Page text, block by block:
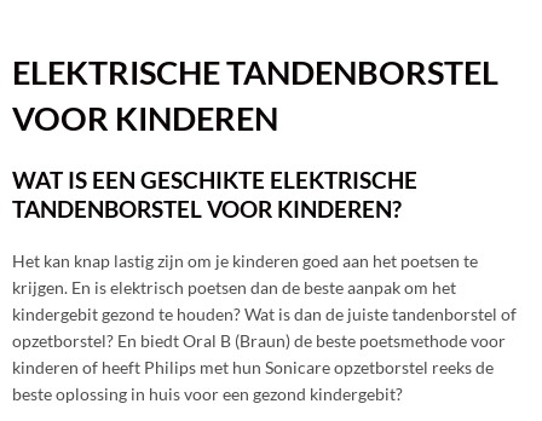
ELEKTRISCHE TANDENBORSTEL
VOOR KINDEREN
WAT IS EEN GESCHIKTE ELEKTRISCHE
TANDENBORSTEL VOOR KINDEREN?
Het kan knap lastig zijn om je kinderen goed aan het poetsen te
krijgen. En is elektrisch poetsen dan de beste aanpak om het
kindergebit gezond te houden? Wat is dan de juiste tandenborstel of
opzetborstel? En biedt Oral B (Braun) de beste poetsmethode voor
kinderen of heeft Philips met hun Sonicare opzetborstel reeks de
beste oplossing in huis voor een gezond kindergebit?